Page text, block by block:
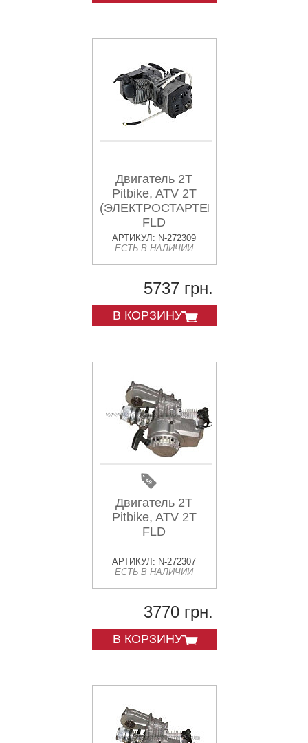
Двигатель 2T
Pitbike, ATV 2T
(ЭЛЕКТРОСТАРТЕР)
FLD
АРТИКУЛ: N-272309
ЕСТЬ В НАЛИЧИИ
5737 грн.
В КОРЗИНУ
Двигатель 2T
Pitbike, ATV 2T
FLD
АРТИКУЛ: N-272307
ЕСТЬ В НАЛИЧИИ
3770 грн.
В КОРЗИНУ